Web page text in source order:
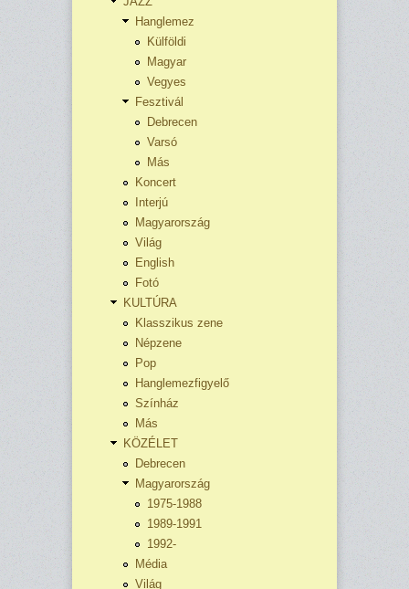
Hanglemez
Külföldi
Magyar
Vegyes
Fesztivál
Debrecen
Varsó
Más
Koncert
Interjú
Magyarország
Világ
English
Fotó
KULTÚRA
Klasszikus zene
Népzene
Pop
Hanglemezfigyelő
Színház
Más
KÖZÉLET
Debrecen
Magyarország
1975-1988
1989-1991
1992-
Média
Világ